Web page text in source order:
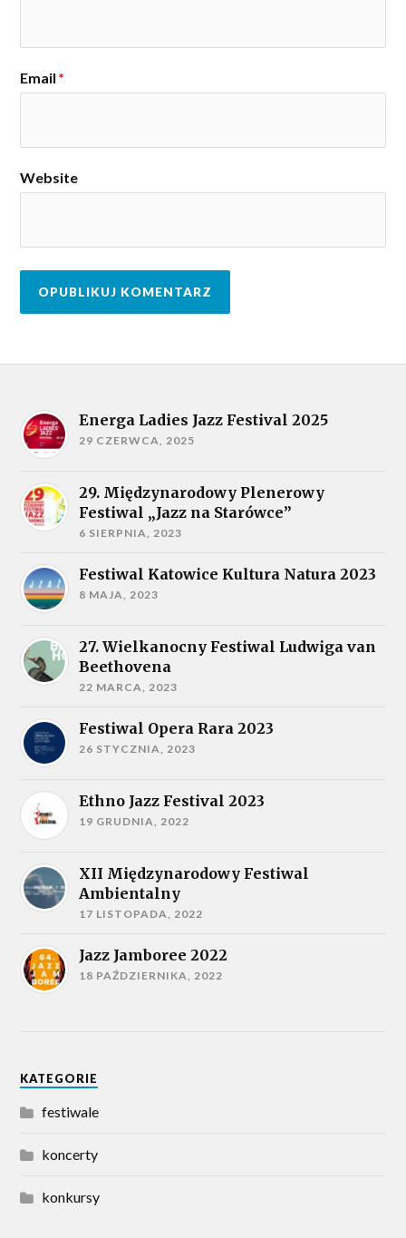
Email *
Website
Energa Ladies Jazz Festival 2025
29 CZERWCA, 2025
29. Międzynarodowy Plenerowy
Festiwal „Jazz na Starówce”
6 SIERPNIA, 2023
Festiwal Katowice Kultura Natura 2023
8 MAJA, 2023
27. Wielkanocny Festiwal Ludwiga van
Beethovena
22 MARCA, 2023
Festiwal Opera Rara 2023
26 STYCZNIA, 2023
Ethno Jazz Festival 2023
19 GRUDNIA, 2022
XII Międzynarodowy Festiwal
Ambientalny
17 LISTOPADA, 2022
Jazz Jamboree 2022
18 PAŹDZIERNIKA, 2022
KATEGORIE
festiwale
koncerty
konkursy